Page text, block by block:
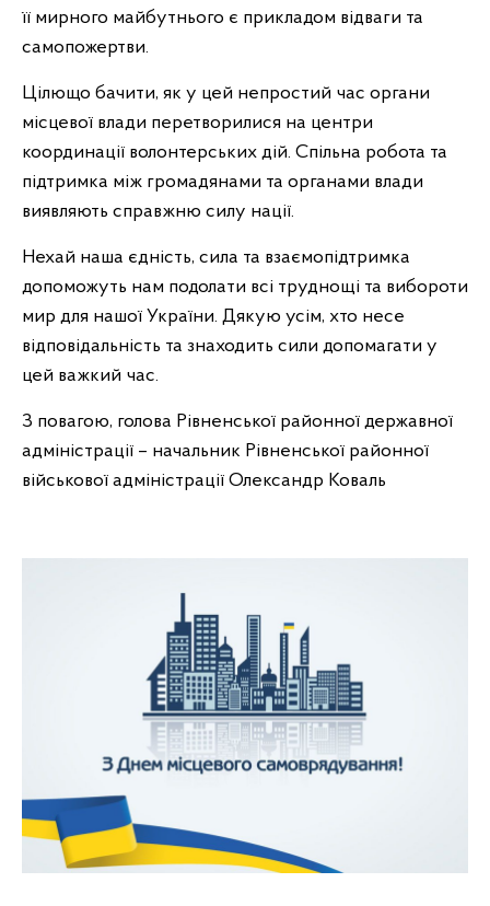
її мирного майбутнього є прикладом відваги та
самопожертви.
Цілющо бачити, як у цей непростий час органи
місцевої влади перетворилися на центри
координації волонтерських дій. Спільна робота та
підтримка між громадянами та органами влади
виявляють справжню силу нації.
Нехай наша єдність, сила та взаємопідтримка
допоможуть нам подолати всі труднощі та вибороти
мир для нашої України. Дякую усім, хто несе
відповідальність та знаходить сили допомагати у
цей важкий час.
З повагою, голова Рівненської районної державної
адміністрації – начальник Рівненської районної
військової адміністрації Олександр Коваль